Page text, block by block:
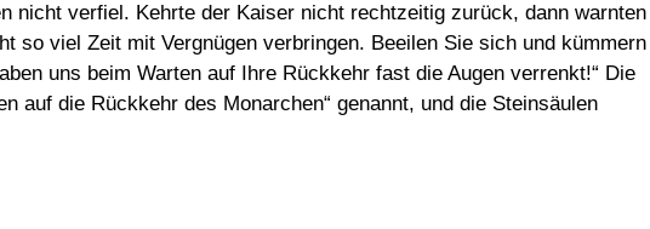
nicht verfiel. Kehrte der Kaiser nicht rechtzeitig zurück, dann warnten
so viel Zeit mit Vergnügen verbringen. Beeilen Sie sich und kümmern
uns beim Warten auf Ihre Rückkehr fast die Augen verrenkt!“ Die
auf die Rückkehr des Monarchen“ genannt, und die Steinsäulen